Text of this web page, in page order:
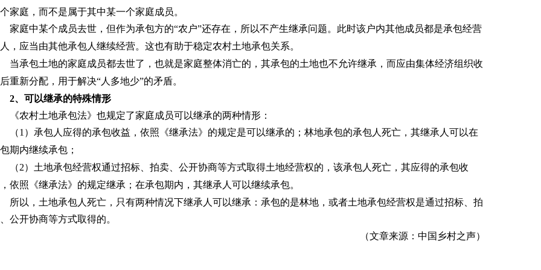
家庭，而不是属于其中某一个家庭成员。
家庭中某个成员去世，但作为承包方的“农户”还存在，所以不产生继承问题。此时该户内其他成员都是承包经营
，应当由其他承包人继续经营。这也有助于稳定农村土地承包关系。
当承包土地的家庭成员都去世了，也就是家庭整体消亡的，其承包的土地也不允许继承，而应由集体经济组织收
重新分配，用于解决“人多地少”的矛盾。
2、 可以继承的特殊情形
《农村土地承包法》也规定了家庭成员可以继承的两种情形：
（1 ）承包人应得的承包收益，依照《继承法》的规定是可以继承的；林地承包的承包人死亡，其继承人可以在
期内继续承包；
（2）土地承包经营权通过招标、拍卖、公开协商等方式取得土地经营权的，该承包人死亡，其应得的承包收
依照《继承法》的规定继承；在承包期内，其继承人可以继续承包。
所以，土地承包人死亡，只有两种情况下继承人可以继承：承包的是林地，或者土地承包经营权是通过招标、拍
公开协商等方式取得的。
（文章来源：中国乡村之声）